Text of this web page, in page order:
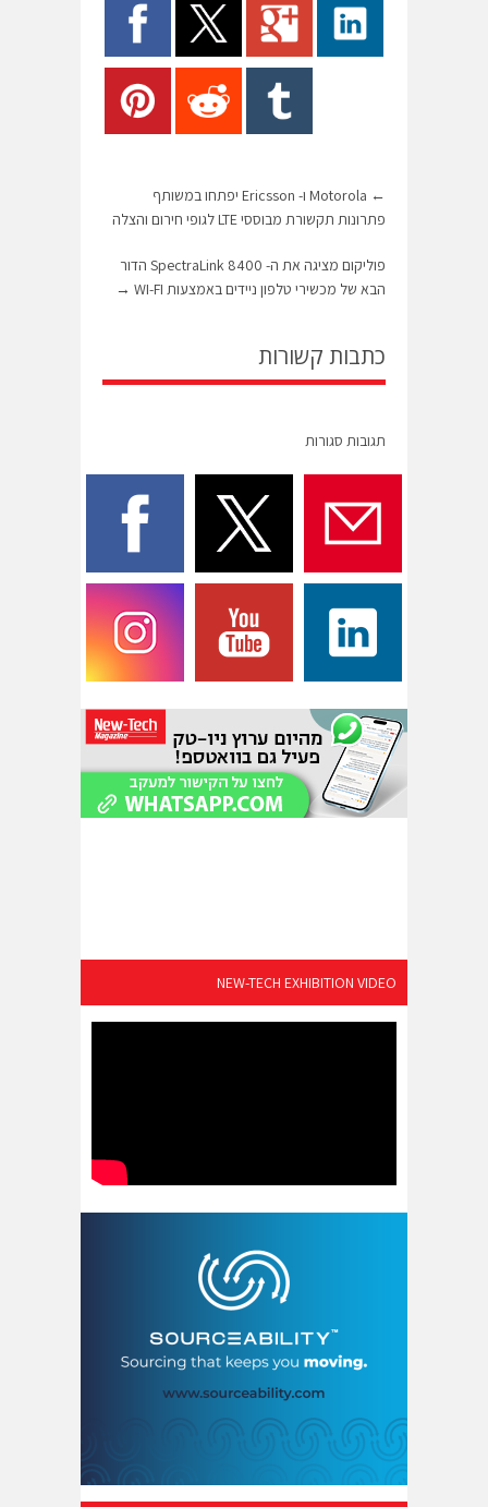
←
Motorola ו- Ericsson יפתחו במשותף
פתרונות תקשורת מבוססי LTE לגופי חירום והצלה
פוליקום מציגה את ה- SpectraLink 8400 הדור
הבא של מכשירי טלפון ניידים באמצעות WI-FI
→
כתבות קשורות
תגובות סגורות
NEW-TECH EXHIBITION VIDEO